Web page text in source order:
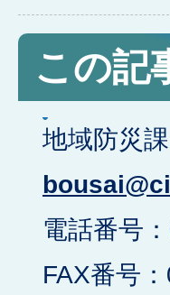
この記
地域防災
電話番号
FAX番号